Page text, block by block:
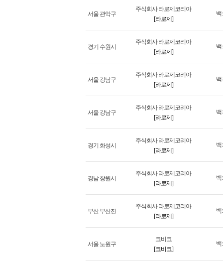
서울 관악구
주식회사 라로제코리아
[라로제]
경기 수원시
주식회사 라로제코리아
[라로제]
서울 강남구
주식회사 라로제코리아
[라로제]
서울 강남구
주식회사 라로제코리아
[라로제]
경기 화성시
주식회사 라로제코리아
[라로제]
경남 창원시
주식회사 라로제코리아
[라로제]
부산 부산진
주식회사 라로제코리아
[라로제]
서울 노원구
코비코
[코비코]